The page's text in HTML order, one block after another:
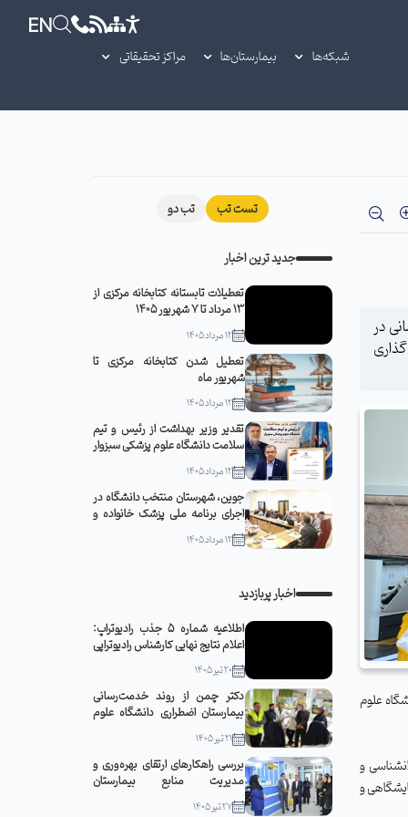
EN
شبکه‌ها بیمارستان‌ها مراکز تحقیقاتی
در
علوم
و
و
تست تب تب دو
جدید ترین اخبار
تعطیلات تابستانه کتابخانه مرکزی از
13 مرداد تا 7 شهریور 1405
12 مرداد 1405
تعطیل شدن کتابخانه مرکزی تا
شهریور ماه
12 مرداد 1405
تقدیر وزیر بهداشت از رئیس و تیم
سلامت دانشگاه علوم پزشکی سبزوار
12 مرداد 1405
جوین، شهرستان منتخب دانشگاه در
اجرای برنامه ملی پزشک خانواده و
نظام ارجاع
12 مرداد 1405
اخبار پربازدید
اطلاعیه شماره 5 جذب رادیوتراپ:
اعلام نتایج نهایی کارشناس رادیوتراپی
20 تیر 1405
دکتر چمن از روند خدمت‌رسانی
بیمارستان اضطراری دانشگاه علوم
پزشکی سبزوار در مشهد مقدس
بازدید کرد
21 تیر 1405
بررسی راهکارهای ارتقای بهره‌وری و
مدیریت منابع بیمارستان
قمربنی‌هاشم(ع) جوین با حضور
27 تیر 1405